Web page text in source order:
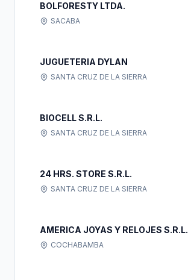
BOLFORESTY LTDA.
SACABA
JUGUETERIA DYLAN
SANTA CRUZ DE LA SIERRA
BIOCELL S.R.L.
SANTA CRUZ DE LA SIERRA
24 HRS. STORE S.R.L.
SANTA CRUZ DE LA SIERRA
AMERICA JOYAS Y RELOJES S.R.L.
COCHABAMBA